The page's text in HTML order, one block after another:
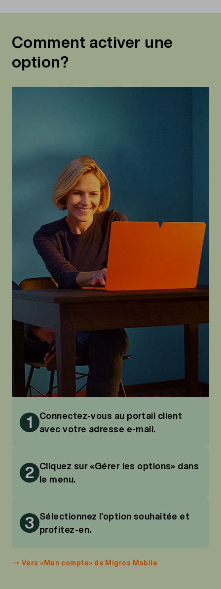
Comment activer une
option?
1
Connectez-vous au portail client
avec votre adresse e-mail.
2 Cliquez sur «Gérer les options» dans
le menu.
3 Sélectionnez l’option souhaitée et
profitez-en.
Vers «Mon compte» de Migros Mobile